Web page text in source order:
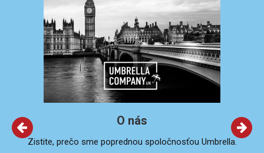
O nás
Zistite, prečo sme poprednou spoločnosťou Umbrella.